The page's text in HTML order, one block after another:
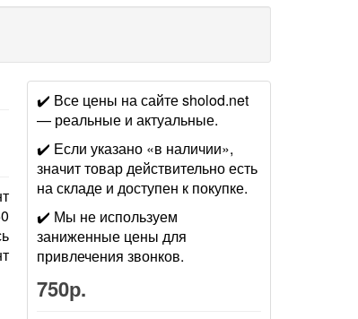
✔️ Все цены на сайте sholod.net
— реальные и актуальные.
✔️ Если указано «в наличии»,
значит товар действительно есть
на складе и доступен к покупке.
✔️ Мы не используем
заниженные цены для
привлечения звонков.
750р.